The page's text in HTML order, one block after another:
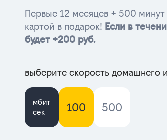
Первые 12 месяцев + 500
картой в подарок! Если в
будет +200 руб.
выберите скорость домашнего
мбит
сек
100 500